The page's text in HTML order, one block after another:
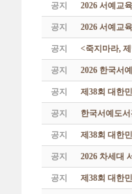
공지 2026 서예교
공지 2026 서예교
공지 <죽지마라,
공지 2026 한국서예
공지 제38회 대한
공지 한국서예도
공지 제38회 대한
공지 2026 차세대
공지 제38회 대한